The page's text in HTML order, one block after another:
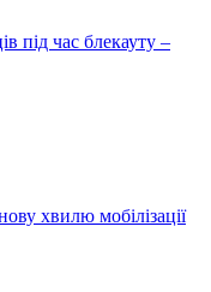
під час блекауту –
хвилю мобілізації